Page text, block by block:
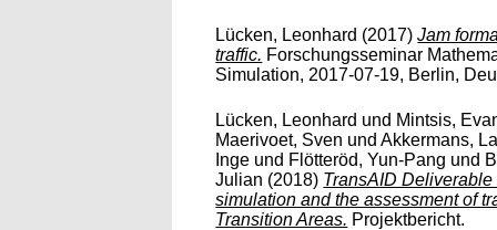
Lücken, Leonhard (2017)Jam
traffic. Forschungsseminar
Simulation, 2017-07-19, Berlin,
Lücken, Leonhard und Mintsis,
Maerivoet, Sven undAkkermans,
Inge und Flötteröd, Yun-Pang und
Julian (2018) TransAID Deliverable
simulation and the assessment of
Transition Areas. Projektbericht.